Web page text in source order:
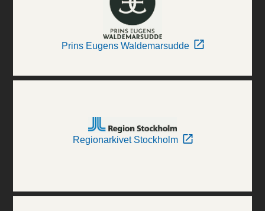
Prins Eugens Waldemarsudde
Regionarkivet Stockholm